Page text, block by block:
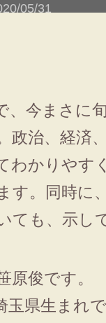
05/31
、今まさに
政治、経済
わかりやす
す。同時に
ても、示し
原俊です。
玉県生まれ